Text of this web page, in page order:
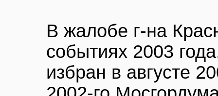
В жалобе г-на
событиях 2003
избран в августе